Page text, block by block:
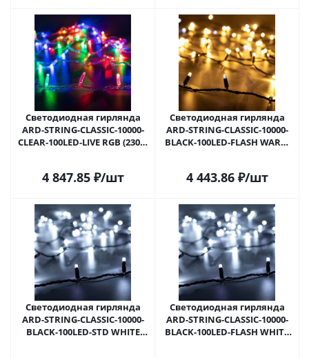
Светодиодная гирлянда
ARD-STRING-CLASSIC-10000-
CLEAR-100LED-LIVE RGB (230V,
4 847.85₽/шт
Светодиодная гирлянда
ARD-STRING-CLASSIC-10000-
BLACK-100LED-FLASH WARM
4 443.86₽/шт
Светодиодная гирлянда
ARD-STRING-CLASSIC-10000-
BLACK-100LED-STD WHITE
Светодиодная гирлянда
ARD-STRING-CLASSIC-10000-
BLACK-100LED-FLASH WHITE